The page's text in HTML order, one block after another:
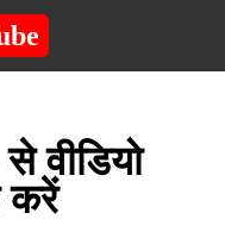
वीडियो
करें